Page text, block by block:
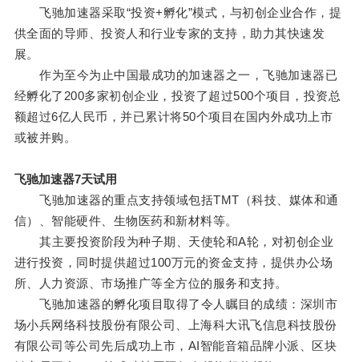
飞驰加速器采取“投资+孵化”模式，与初创企业合作，提
供全面的导师、投资人和行业专家的支持，助力其快速发
展。
作为至今为止中国最成功的加速器之一，飞驰加速器已
经孵化了200多家初创企业，投资了超过500个项目，投资总
额超过6亿人民币，并已累计将50个项目在国内外成功上市
或被并购。
飞驰加速器7天试用
飞驰加速器的重点支持领域包括TMT（科技、媒体和通
信）、智能硬件、生物医药和新材料等。
其主要投资阶段为种子期、天使轮和A轮，对初创企业
进行投资，同时提供超过100万元的资金支持，提供办公场
所、人力资源、市场推广等全方位的服务和支持。
飞驰加速器的孵化项目取得了令人瞩目的成绩：深圳市
场小兵网络科技股份有限公司、上海科大讯飞信息科技股份
有限公司等公司先后成功上市，AI智能音箱品牌小派、区块